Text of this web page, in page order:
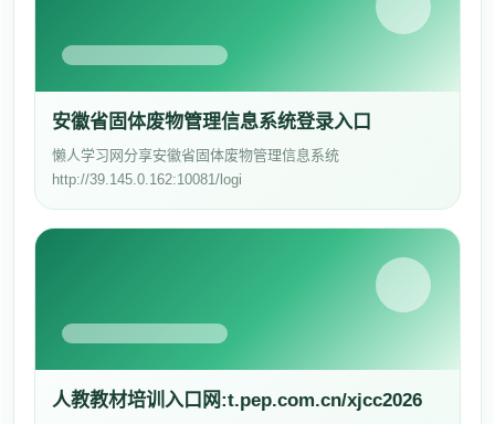
安徽省固体废物管理信息系统登录入口
懒人学习网分享安徽省固体废物管理信息系统
http://39.145.0.162:10081/logi
人教教材培训入口网:t.pep.com.cn/xjcc2026